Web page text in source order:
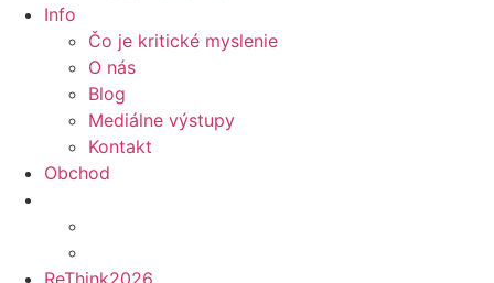
Info
Čo je kritické myslenie
O nás
Blog
Mediálne výstupy
Kontakt
Obchod
ReThink2026